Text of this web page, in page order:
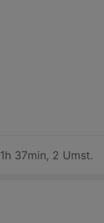
1h 37min, 2 Umst.